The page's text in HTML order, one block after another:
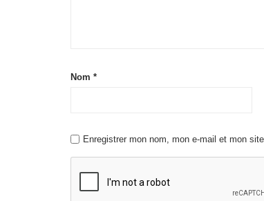
Nom *
Enregistrer mon nom, mon e-mail et mon